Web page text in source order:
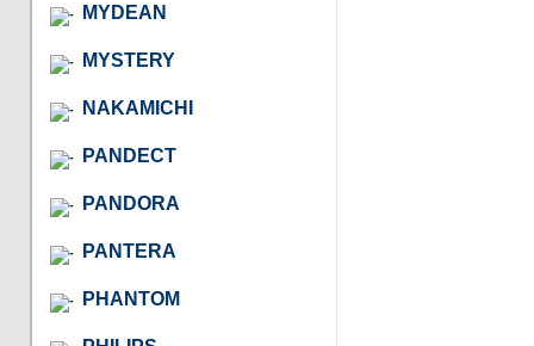
MYDEAN
MYSTERY
NAKAMICHI
PANDECT
PANDORA
PANTERA
PHANTOM